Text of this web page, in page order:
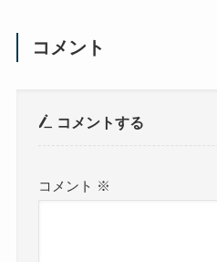
コメント
コメントする
コメント ※